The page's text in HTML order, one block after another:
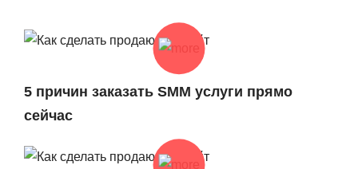
5 причин заказать SMM услуги прямо
сейчас